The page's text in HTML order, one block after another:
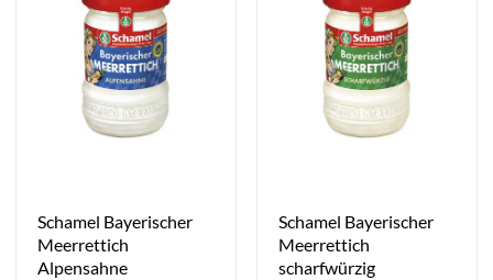
Schamel Bayerischer
Meerrettich
Alpensahne
Schamel Bayerischer
Meerrettich
scharfwürzig